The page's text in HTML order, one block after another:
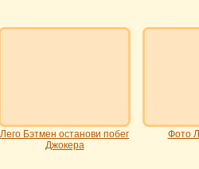
Лего Бэтмен останови побег
Джокера
Фото